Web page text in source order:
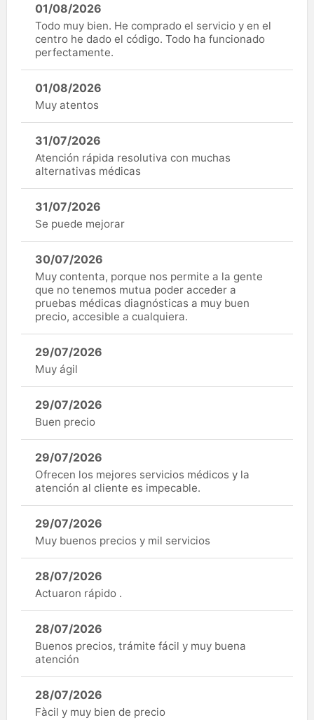
01/08/2026
Todo muy bien. He comprado el servicio y en el
centro he dado el código. Todo ha funcionado
perfectamente.
01/08/2026
Muy atentos
31/07/2026
Atención rápida resolutiva con muchas
alternativas médicas
31/07/2026
Se puede mejorar
30/07/2026
Muy contenta, porque nos permite a la gente
que no tenemos mutua poder acceder a
pruebas médicas diagnósticas a muy buen
precio, accesible a cualquiera.
29/07/2026
Muy ágil
29/07/2026
Buen precio
29/07/2026
Ofrecen los mejores servicios médicos y la
atención al cliente es impecable.
29/07/2026
Muy buenos precios y mil servicios
28/07/2026
Actuaron rápido .
28/07/2026
Buenos precios, trámite fácil y muy buena
atención
28/07/2026
Fàcil y muy bien de precio